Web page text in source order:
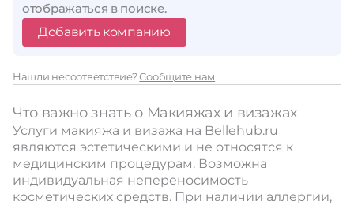
отображаться в поиске.
Добавить компанию
Нашли несоответствие?Сообщите нам
Что важно знать о Макияжах и визажах
Услуги макияжа и визажа на Bellehub.ru
являются эстетическими и не относятся к
медицинским процедурам. Возможна
индивидуальная непереносимость
косметических средств. При наличии аллергии,